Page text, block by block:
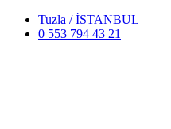
Tuzla / İSTANBUL
0 553 794 43 21